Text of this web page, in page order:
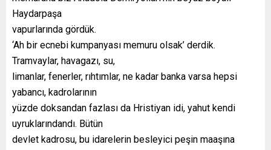
Haydarpaşa
vapurlarında gördük.
‘Ah bir ecnebi kumpanyası memuru olsak’ derdik.
Tramvaylar, havagazı, su,
limanlar, fenerler, rıhtımlar, ne kadar banka varsa hepsi
yabancı, kadrolarının
yüzde doksandan fazlası da Hristiyan idi, yahut kendi
uyruklarındandı. Bütün
devlet kadrosu, bu idarelerin besleyici peşin maaşına